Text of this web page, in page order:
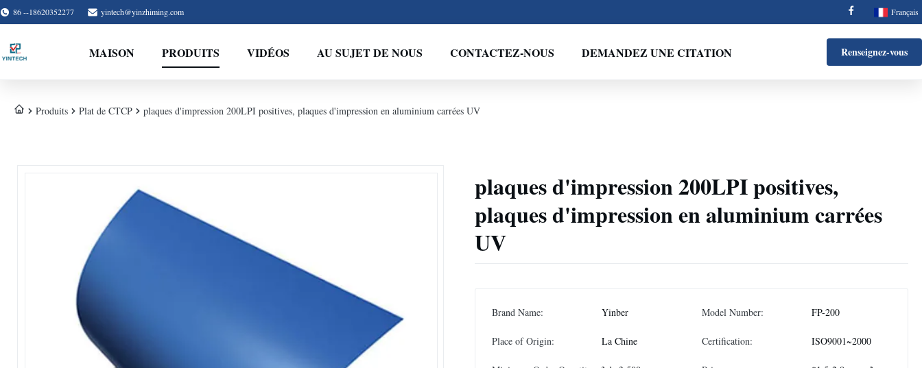
86 --18620352277 yintech@yinzhiming.com Français
MAISON PRODUITS VIDÉOS AU SUJET DE NOUS CONTACTEZ-NOUS DEMANDEZ UNE CITATION Renseignez-vous
Produits Plat de CTCP plaques d'impression 200LPI positives, plaques d'impression en aluminium carrées UV
plaques d'impression 200LPI positives,
plaques d'impression en aluminium carrées
UV
Brand Name: Yinber Model Number: FP-200
Place of Origin: La Chine Certification: ISO9001~2000